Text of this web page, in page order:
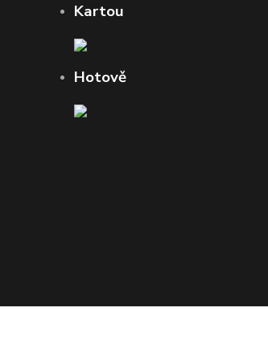
Kartou
Hotově